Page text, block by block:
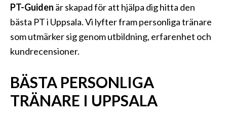
PT-Guiden är skapad för att hjälpa dig hitta den
bästa PT i Uppsala. Vi lyfter fram personliga tränare
som utmärker sig genom utbildning, erfarenhet och
kundrecensioner.
BÄSTA PERSONLIGA
TRÄNARE I UPPSALA